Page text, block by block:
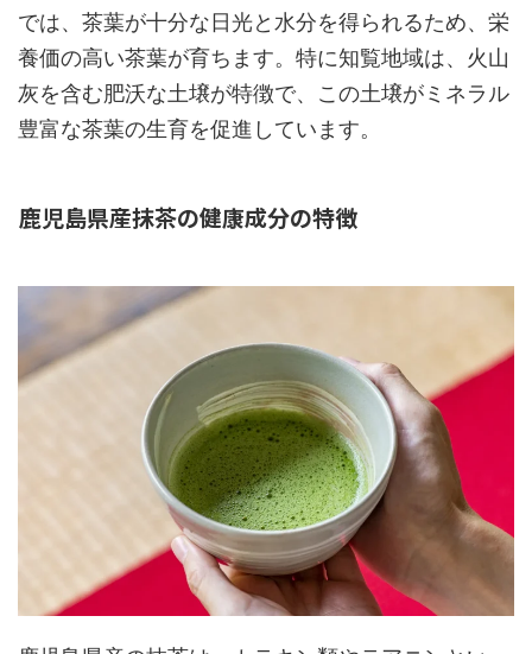
では、茶葉が十分な日光と水分を得られるため、栄
養価の高い茶葉が育ちます。特に知覧地域は、火山
灰を含む肥沃な土壌が特徴で、この土壌がミネラル
豊富な茶葉の生育を促進しています。
鹿児島県産抹茶の健康成分の特徴